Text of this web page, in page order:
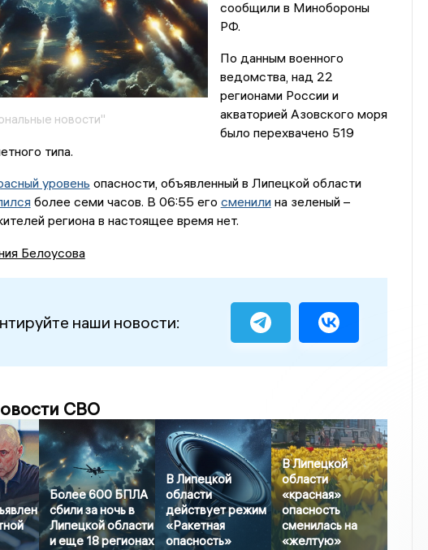
новости"
сообщили в Минобороны
РФ.
По данным военного
ведомства, над 22
регионами России и
акваторией Азовского моря
было перехвачено 519
типа.
уровень опасности, объявленный в Липецкой области
более семи часов. В 06:55 его сменилина зеленый –
региона в настоящее время нет.
Белоусова
наши новости:
СВО
Более 600 БПЛА
сбили за ночь в
Липецкой области
и еще 18 регионах
В Липецкой
области
действует режим
«Ракетная
опасность»
В Липецкой
области
«красная»
опасность
сменилась на
«желтую»